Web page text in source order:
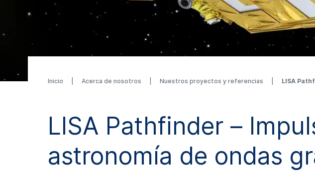
Acerca de nosotros Nuestros proyectos y referencias LISA Pathfinder
Inicio Acerca de nosotros Nuestros proyectos y referencias LISA
LISA Pathfinder –
astronomía de ondas